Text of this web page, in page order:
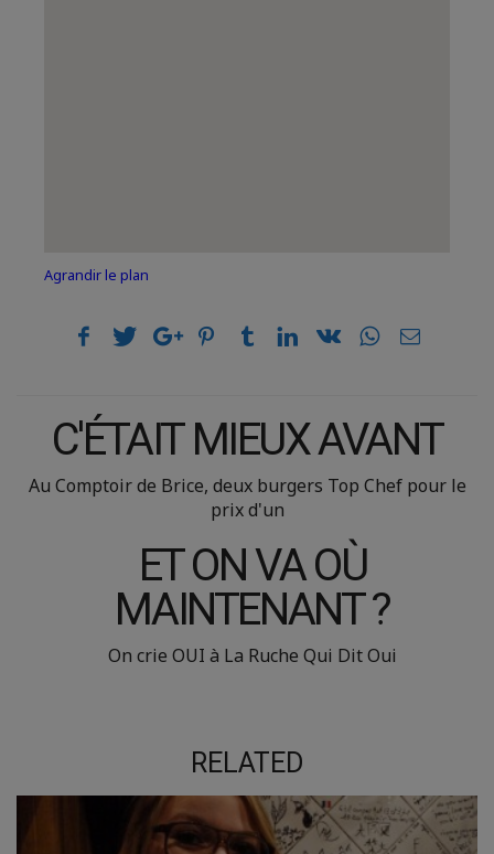
Agrandir le plan
C'ÉTAIT MIEUX AVANT
Au Comptoir de Brice, deux burgers Top Chef pour le
prix d'un
ET ON VA OÙ
MAINTENANT ?
On crie OUI à La Ruche Qui Dit Oui
RELATED